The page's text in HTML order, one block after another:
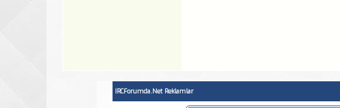
IRCForumda.Net Reklamlar